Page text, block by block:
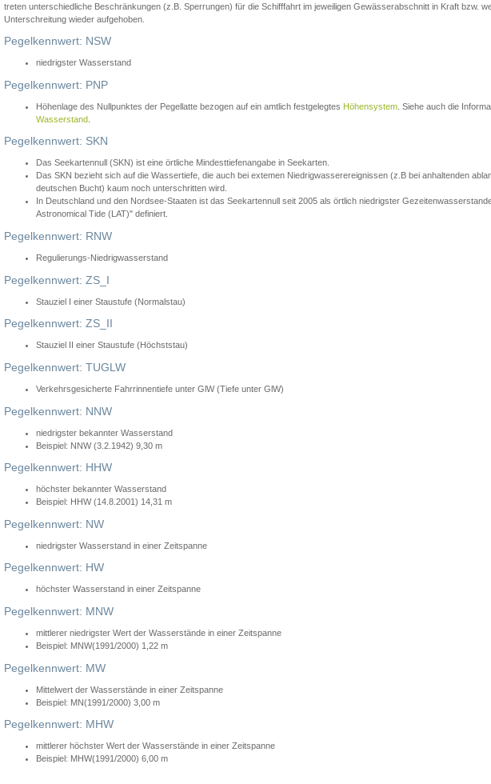
treten unterschiedliche Beschränkungen (z.B. Sperrungen) für die Schifffahrt im jeweiligen Gewässerabschnitt in Kraft bzw.
Unterschreitung wieder aufgehoben.
Pegelkennwert: NSW
niedrigster Wasserstand
Pegelkennwert: PNP
Höhenlage des Nullpunktes der Pegellatte bezogen auf ein amtlich festgelegtes Höhensystem . Siehe auch die
Wasserstand
Pegelkennwert: SKN
Das Seekartennull (SKN) ist eine örtliche Mindesttiefenangabe in Seekarten.
Das SKN bezieht sich auf die Wassertiefe, die auch bei extemen Niedrigwasserereignissen (z.B bei anhaltenden
deutschen Bucht) kaum noch unterschritten wird.
In Deutschland und den Nordsee-Staaten ist das Seekartennull seit 2005 als örtlich niedrigster
Astronomical Tide (LAT)" definiert.
Pegelkennwert: RNW
Regulierungs-Niedrigwasserstand
Pegelkennwert: ZS_I
Stauziel I einer Staustufe (Normalstau)
Pegelkennwert: ZS_II
Stauziel II einer Staustufe (Höchststau)
Pegelkennwert: TUGLW
Verkehrsgesicherte Fahrrinnentiefe unter GlW (Tiefe unter GlW)
Pegelkennwert: NNW
niedrigster bekannter Wasserstand
Beispiel: NNW (3.2.1942) 9,30 m
Pegelkennwert: HHW
höchster bekannter Wasserstand
Beispiel: HHW (14.8.2001) 14,31 m
Pegelkennwert: NW
niedrigster Wasserstand in einer Zeitspanne
Pegelkennwert: HW
höchster Wasserstand in einer Zeitspanne
Pegelkennwert: MNW
mittlerer niedrigster Wert der Wasserstände in einer Zeitspanne
Beispiel: MNW(1991/2000) 1,22 m
Pegelkennwert: MW
Mittelwert der Wasserstände in einer Zeitspanne
Beispiel: MN(1991/2000) 3,00 m
Pegelkennwert: MHW
mittlerer höchster Wert der Wasserstände in einer Zeitspanne
Beispiel: MHW(1991/2000) 6,00 m